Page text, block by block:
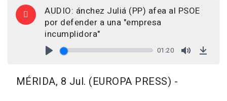
AUDIO: ánchez Juliá (PP) afea al PSOE
por defender a una "empresa
incumplidora"
01:20
MÉRIDA, 8 Jul. (EUROPA PRESS) -